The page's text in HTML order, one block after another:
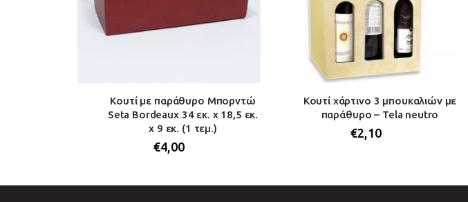
Κουτί με παράθυρο Μπορντώ
Seta Bordeaux 34 εκ. x 18,5 εκ.
x 9 εκ. (1 τεμ.)
€4,00
Κουτί χάρτινο 3 μπουκαλιών με
παράθυρο – Tela neutro
€2,10